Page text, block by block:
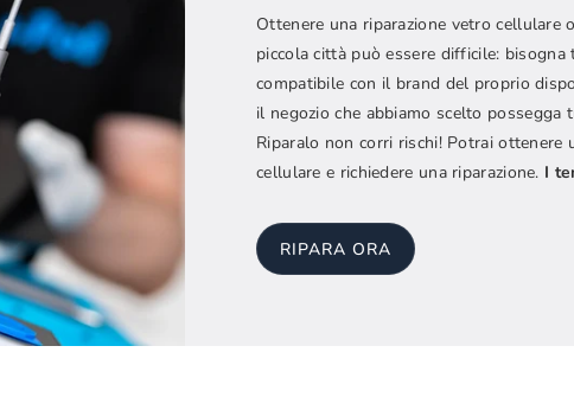
Ottenere una riparazione vetro cellulare
piccola città può essere difficile:
compatibile con il brand del proprio
il negozio che abbiamo scelto possegga
Riparalo non corri rischi! Potrai
cellulare e richiedere una riparazione. I
RIPARA ORA